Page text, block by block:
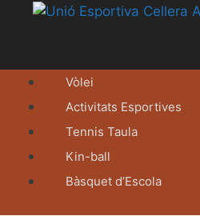
Vòlei
Activitats Esportives
Tennis Taula
Kin-ball
Bàsquet d’Escola